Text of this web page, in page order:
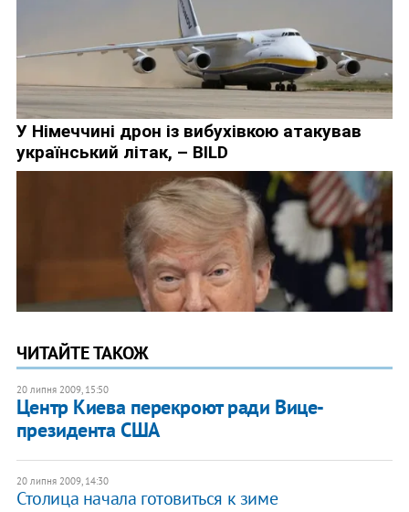
ЧИТАЙТЕ ТАКОЖ
20 липня 2009, 15:50
Центр Киева перекроют ради Вице-
президента США
20 липня 2009, 14:30
Столица начала готовиться к зиме